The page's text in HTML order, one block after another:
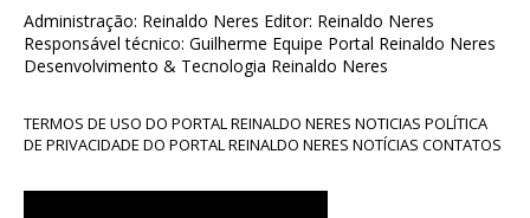
Administração: Reinaldo Neres Editor: Reinaldo Neres
Responsável técnico: Guilherme Equipe Portal Reinaldo Neres
Desenvolvimento & Tecnologia Reinaldo Neres
TERMOS DE USO DO PORTAL REINALDO NERES NOTICIAS POLÍTICA
DE PRIVACIDADE DO PORTAL REINALDO NERES NOTÍCIAS CONTATOS